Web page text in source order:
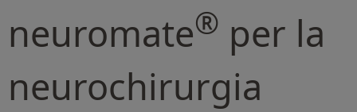
neuromate® per la
neurochirurgia